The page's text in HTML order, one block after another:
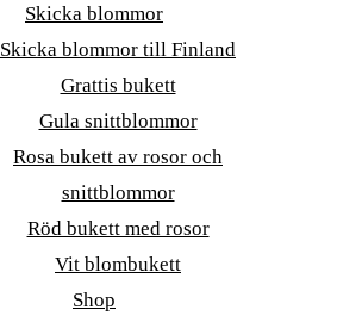
Skicka blommor
Skicka blommor till Finland
Grattis bukett
Gula snittblommor
Rosa bukett av rosor och
snittblommor
Röd bukett med rosor
Vit blombukett
Shop